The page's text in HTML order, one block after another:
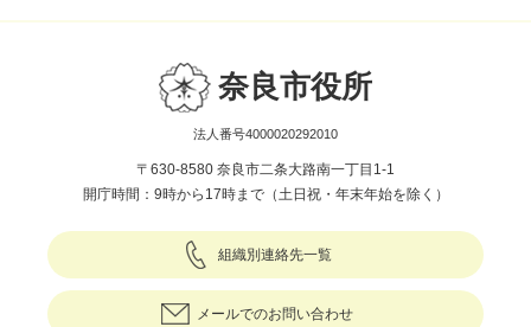
奈良市役所
法人番号4000020292010
〒630-8580 奈良市二条大路南一丁目1-1
開庁時間：9時から17時まで（土日祝・年末年始を除く）
組織別連絡先一覧
メールでのお問い合わせ